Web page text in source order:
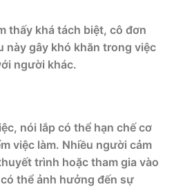
thấy khá tách biệt, cô đơn
này gây khó khăn trong việc
người khác.
nói lắp có thể hạn chế cơ
việc làm. Nhiều người cảm
trình hoặc tham gia vào
thể ảnh hưởng đến sự